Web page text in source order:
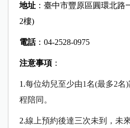
地址：臺中市豐原區圓環北路
2樓)
電話：04-2528-0975
注意事項：
1.每位幼兒至少由1名(最多2名
程陪同。
2.線上預約後達三次未到，未